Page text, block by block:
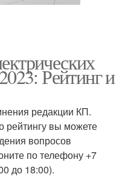
Рейтинг и
редакции КП.
рейтингу вы можете
вопросов
по телефону +7
до 18:00).